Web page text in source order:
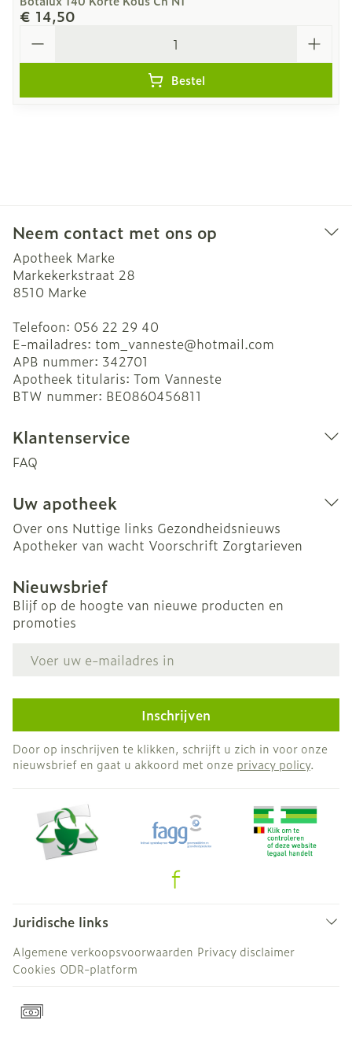
€ 14,50
Bestel
Neem contact met ons op
Apotheek Marke
Markekerkstraat 28
8510 Marke
Telefoon: 056 22 29 40
E-mailadres: tom_vanneste@hotmail.com
APB nummer: 342701
Apotheek titularis: Tom Vanneste
BTW nummer: BE0860456811
Klantenservice
FAQ
Uw apotheek
Over ons Nuttige links Gezondheidsnieuws
Apotheker van wacht Voorschrift Zorgtarieven
Nieuwsbrief
Blijf op de hoogte van nieuwe producten en
promoties
Inschrijven
Door op inschrijven te klikken, schrijft u zich in voor onze
nieuwsbrief en gaat u akkoord met onze privacy policy.
Juridische links
Algemene verkoopsvoorwaarden Privacy disclaimer
Cookies ODR-platform